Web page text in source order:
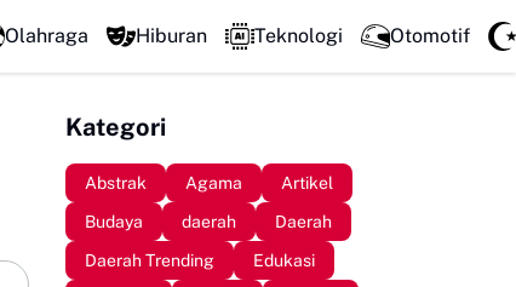
Perkuat Kolaborasi Pengembangan Pariwisata
Olahraga Hiburan Teknologi Otomotif
Kategori
Abstrak Agama
Artikel
Budaya
daerah
Daerah
Daerah Trending
Edukasi